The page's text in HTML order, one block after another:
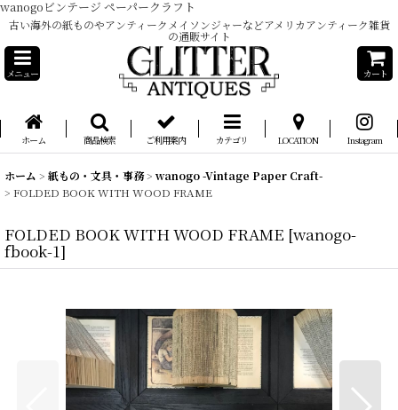
wanogoビンテージ ペーパークラフト
古い海外の紙ものやアンティークメイソンジャーなどアメリカアンティーク雑貨
の通販サイト
メニュー カート
ホーム 商品検索 ご利用案内 カテゴリ LOCATION Instagram
ホーム > 紙もの・文具・事務> wanogo -Vintage Paper Craft-
> FOLDED BOOK WITH WOOD FRAME
FOLDED BOOK WITH WOOD FRAME [wanogo-
fbook-1]